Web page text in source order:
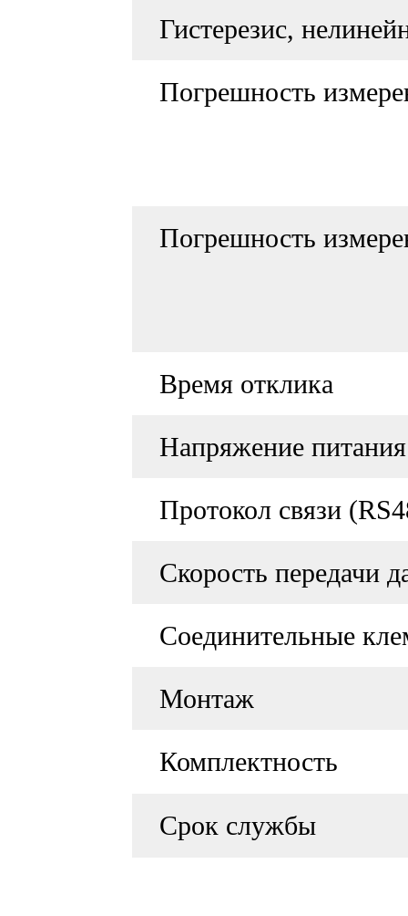
Гистерезис,
Погрешность
Погрешность
Время отклика
Напряжение
Протокол связи
Скорость передачи
Соединительные
Монтаж
Комплектность
Срок службы